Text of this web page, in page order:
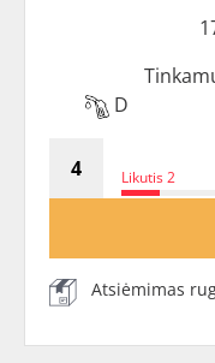
D
Likutis 2
Atsiėmimas